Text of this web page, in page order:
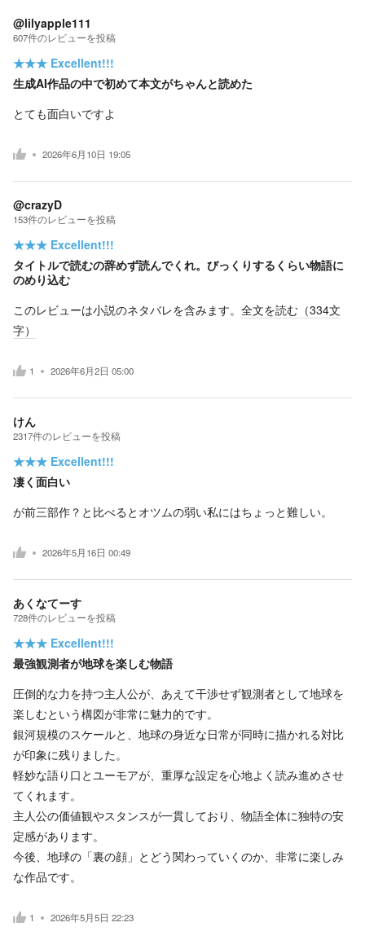
@lilyapple111
607件のレビューを投稿
★★★ Excellent!!!
生成AI作品の中で初めて本文がちゃんと読めた
とても面白いですよ
2026年6月10日 19:05
@crazyD
153件のレビューを投稿
★★★ Excellent!!!
タイトルで読むの辞めず読んでくれ。びっくりするくらい物語に
のめり込む
このレビューは小説のネタバレを含みます。 全文を読む（334文
字）
1 2026年6月2日 05:00
けん
2317件のレビューを投稿
★★★ Excellent!!!
凄く面白い
が前三部作？と比べるとオツムの弱い私にはちょっと難しい。
2026年5月16日 00:49
あくなてーす
728件のレビューを投稿
★★★ Excellent!!!
最強観測者が地球を楽しむ物語
圧倒的な力を持つ主人公が、あえて干渉せず観測者として地球を
楽しむという構図が非常に魅力的です。
銀河規模のスケールと、地球の身近な日常が同時に描かれる対比
が印象に残りました。
軽妙な語り口とユーモアが、重厚な設定を心地よく読み進めさせ
てくれます。
主人公の価値観やスタンスが一貫しており、物語全体に独特の安
定感があります。
今後、地球の「裏の顔」とどう関わっていくのか、非常に楽しみ
な作品です。
1 2026年5月5日 22:23